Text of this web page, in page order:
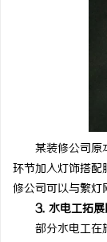
某装修公司原本
环节加入灯饰搭配
修公司可以与繁灯
3. 水电工拓展
部分水电工在施